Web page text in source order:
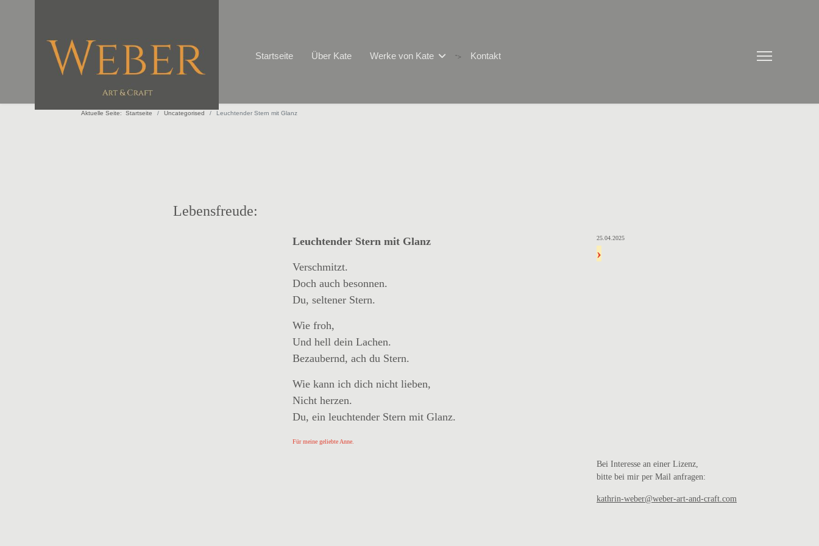
Startseite Über Kate Werke von Kate "> Kontakt
Aktuelle Seite: Startseite Uncategorised Leuchtender Stern mit Glanz
Lebensfreude:
Leuchtender Stern mit Glanz
Verschmitzt.
Doch auch besonnen.
Du, seltener Stern.
Wie froh,
Und hell dein Lachen.
Bezaubernd, ach du Stern.
Wie kann ich dich nicht lieben,
Nicht herzen.
Du, ein leuchtender Stern mit Glanz.
25.04.2025
›
Für meine geliebte Anne.
Bei Interesse an einer Lizenz,
bitte bei mir per Mail anfragen:
kathrin-weber@weber-art-and-craft.com